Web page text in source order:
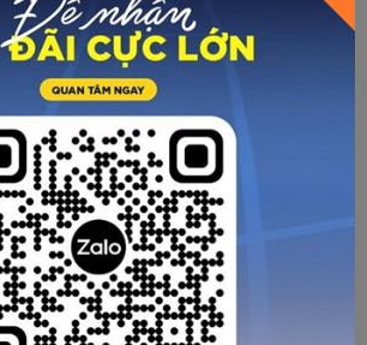
Open 2026: Sân chơi quốc
hệ tài năng trẻ Châu Á
Asia Pickleball Junior Open 2026 sẽ
quy tụ những tay vợt trẻ xuất sắc đến từ
lãnh thổ trong khu vực.